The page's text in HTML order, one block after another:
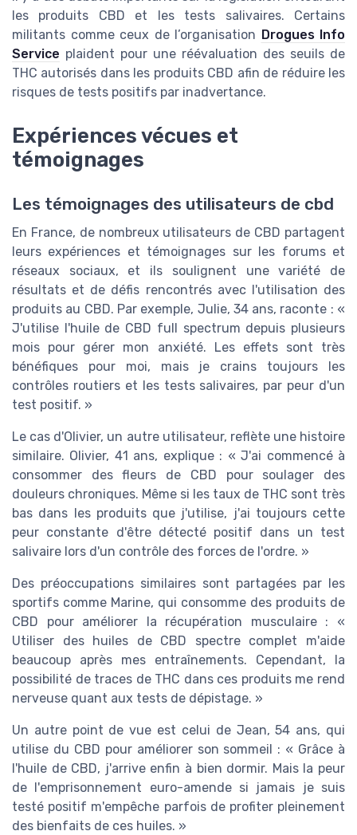
les produits CBD et les tests salivaires. Certains
militants comme ceux de l’organisation Drogues Info
Service plaident pour une réévaluation des seuils de
THC autorisés dans les produits CBD afin de réduire les
risques de tests positifs par inadvertance.
Expériences vécues et
témoignages
Les témoignages des utilisateurs de cbd
En France, de nombreux utilisateurs de CBD partagent
leurs expériences et témoignages sur les forums et
réseaux sociaux, et ils soulignent une variété de
résultats et de défis rencontrés avec l'utilisation des
produits au CBD. Par exemple, Julie, 34 ans, raconte : «
J'utilise l'huile de CBD full spectrum depuis plusieurs
mois pour gérer mon anxiété. Les effets sont très
bénéfiques pour moi, mais je crains toujours les
contrôles routiers et les tests salivaires, par peur d'un
test positif. »
Le cas d'Olivier, un autre utilisateur, reflète une histoire
similaire. Olivier, 41 ans, explique : « J'ai commencé à
consommer des fleurs de CBD pour soulager des
douleurs chroniques. Même si les taux de THC sont très
bas dans les produits que j'utilise, j'ai toujours cette
peur constante d'être détecté positif dans un test
salivaire lors d'un contrôle des forces de l'ordre. »
Des préoccupations similaires sont partagées par les
sportifs comme Marine, qui consomme des produits de
CBD pour améliorer la récupération musculaire : «
Utiliser des huiles de CBD spectre complet m'aide
beaucoup après mes entraînements. Cependant, la
possibilité de traces de THC dans ces produits me rend
nerveuse quant aux tests de dépistage. »
Un autre point de vue est celui de Jean, 54 ans, qui
utilise du CBD pour améliorer son sommeil : « Grâce à
l'huile de CBD, j'arrive enfin à bien dormir. Mais la peur
de l'emprisonnement euro-amende si jamais je suis
testé positif m'empêche parfois de profiter pleinement
des bienfaits de ces huiles. »